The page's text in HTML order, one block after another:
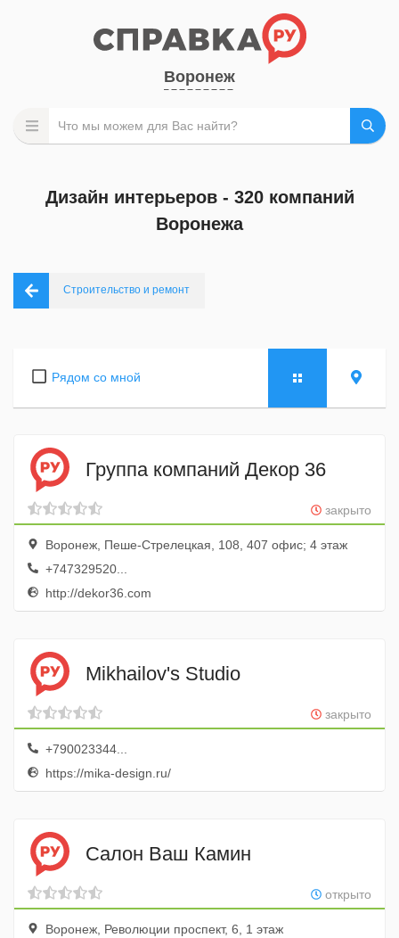
Воронеж
Дизайн интерьеров - 320 компаний
Воронежа
Строительство и ремонт
Рядом со мной
Группа компаний Декор 36
закрыто
Воронеж, Пеше-Стрелецкая, 108, 407 офис; 4 этаж
+747329520...
http://dekor36.com
Mikhailov's Studio
закрыто
+790023344...
https://mika-design.ru/
Салон Ваш Камин
открыто
Воронеж, Революции проспект, 6, 1 этаж